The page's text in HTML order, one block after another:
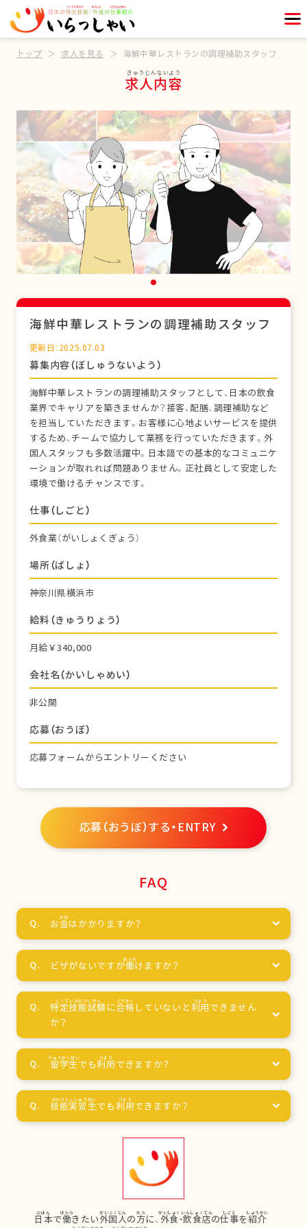
トップ 求人を見る 海鮮中華レストランの調理補助スタッフ
求人内容
海鮮中華レストランの調理補助スタッフ
更新日：2025.07.03
募集内容（ぼしゅうないよう）
海鮮中華レストランの調理補助スタッフとして、日本の飲食
業界でキャリアを築きませんか？接客、配膳、調理補助など
を担当していただきます。お客様に心地よいサービスを提供
するため、チームで協力して業務を行っていただきます。外
国人スタッフも多数活躍中。日本語での基本的なコミュニケ
ーションが取れれば問題ありません。正社員として安定した
環境で働けるチャンスです。
仕事（しごと）
外食業（がいしょくぎょう）
場所（ばしょ）
神奈川県横浜市
給料（きゅうりょう）
月給￥340,000
会社名（かいしゃめい）
非公開
応募（おうぼ）
応募フォームからエントリーください
応募（おうぼ）する・ENTRY
FAQ
お金はかかりますか？
ビザがないですが働けますか？
特定技能試験に合格 していないと利用 できません
か？
留学生でも利用 できますか？
技能実習生でも利用できますか？
日本で働きたい外国人の方に、 外食 ・飲食店の仕事を紹介